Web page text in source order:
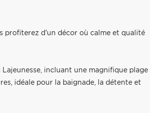
profiterez d'un décor où calme et qualité
incluant une magnifique plage
idéale pour la baignade, la détente et